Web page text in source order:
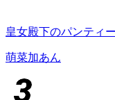
皇女殿下のパンティ
萌菜加あん